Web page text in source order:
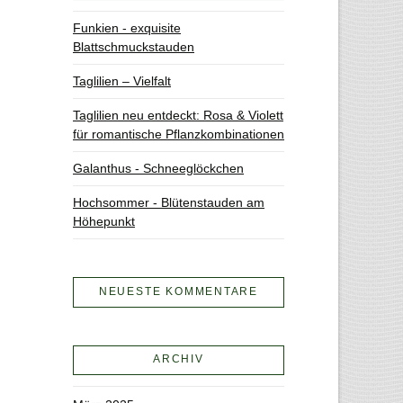
Funkien - exquisite
Blattschmuckstauden
Taglilien – Vielfalt
Taglilien neu entdeckt: Rosa & Violett
für romantische Pflanzkombinationen
Galanthus - Schneeglöckchen
Hochsommer - Blütenstauden am
Höhepunkt
NEUESTE KOMMENTARE
ARCHIV